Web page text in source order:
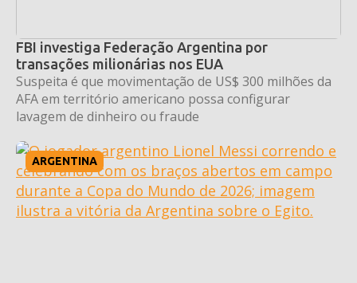
FBI investiga Federação Argentina por
transações milionárias nos EUA
Suspeita é que movimentação de US$ 300 milhões da
AFA em território americano possa configurar
lavagem de dinheiro ou fraude
ARGENTINA